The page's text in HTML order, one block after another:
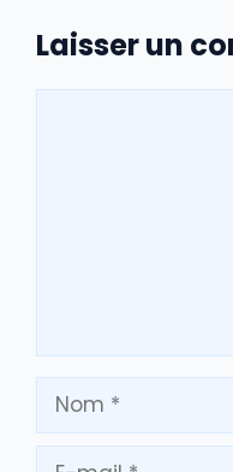
Laisser un
Nom